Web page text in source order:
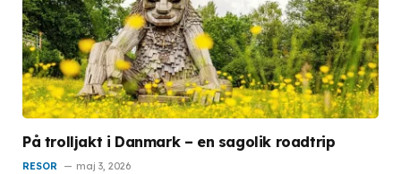
På trolljakt i Danmark – en sagolik roadtrip
RESOR maj 3, 2026